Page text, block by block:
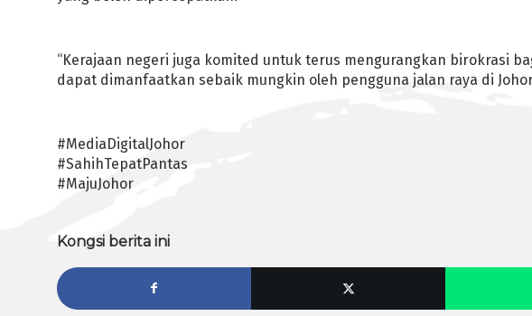
“Kerajaan negeri juga komited untuk terus mengurangkan birokrasi
dapat dimanfaatkan sebaik mungkin oleh pengguna jalan raya di
#MediaDigitalJohor
#SahihTepatPantas
#MajuJohor
Kongsi berita ini